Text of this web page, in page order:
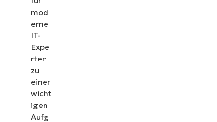
mod
erne
IT-
Expe
rten
zu
einer
wicht
igen
Aufg